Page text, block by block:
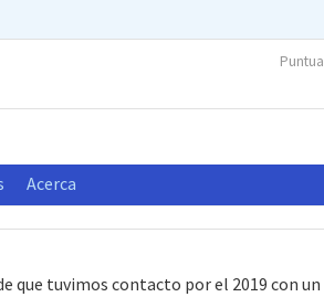
Acerca
que tuvimos contacto por el 2019 con